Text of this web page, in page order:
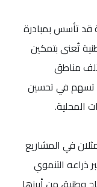
قد تأسس بمبادرة
مظلة وطنية تُعنى بتمكين
مناطق
تسهم في تحسين
المحلية.
في المشاريع
ذراعه التنموي